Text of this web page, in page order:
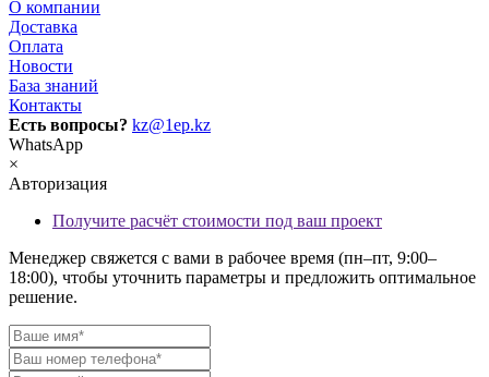
О компании
Доставка
Оплата
Новости
База знаний
Контакты
Есть вопросы? kz@1ep.kz
WhatsApp
×
Авторизация
Получите расчёт стоимости под ваш проект
Менеджер свяжется с вами в рабочее время (пн–пт, 9:00–
18:00), чтобы уточнить параметры и предложить оптимальное
решение.